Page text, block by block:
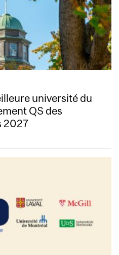
université du
QS des
2027